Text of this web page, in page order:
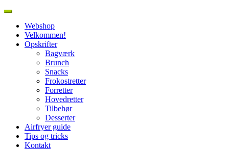
Webshop
Velkommen!
Opskrifter
Bagværk
Brunch
Snacks
Frokostretter
Forretter
Hovedretter
Tilbehør
Desserter
Airfryer guide
Tips og tricks
Kontakt